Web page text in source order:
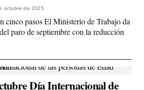
octubre de 2025
cinco pasos El Ministerio de Trabajo da
paro de septiembre con la reducción
Día Internacional de